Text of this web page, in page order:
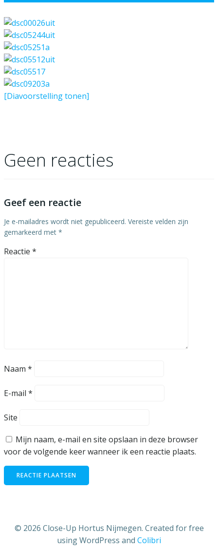
[Diavoorstelling tonen]
Geen reacties
Geef een reactie
Je e-mailadres wordt niet gepubliceerd. Vereiste velden zijn
gemarkeerd met *
Reactie *
Naam *
E-mail *
Site
Mijn naam, e-mail en site opslaan in deze browser
voor de volgende keer wanneer ik een reactie plaats.
© 2026 Close-Up Hortus Nijmegen. Created for free
using WordPress and Colibri